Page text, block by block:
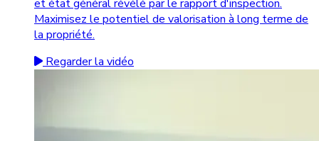
et état général révélé par le rapport d'inspection.
Maximisez le potentiel de valorisation à long terme de
la propriété.
Regarder la vidéo